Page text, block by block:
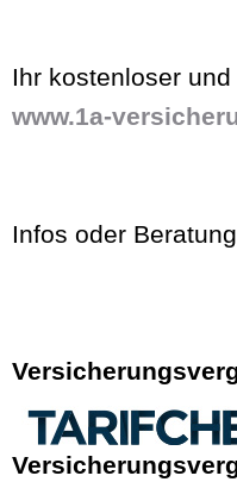
Ihr kostenloser
www.1a-
Infos oder Beratung